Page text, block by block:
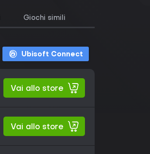
Giochi simili
Ubisoft Connect
Vai allo store
Vai allo store